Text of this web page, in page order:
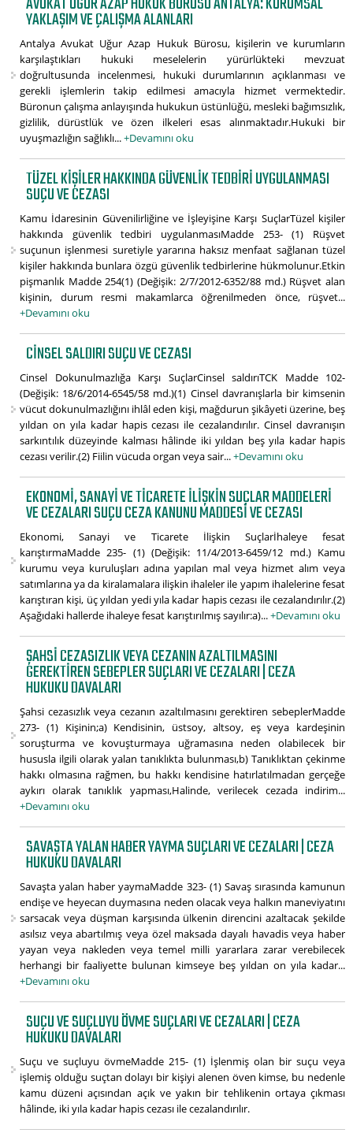
YAKLAŞIM VE ÇALIŞMA ALANLARI
Antalya Avukat Uğur Azap Hukuk Bürosu, kişilerin ve kurumların
karşılaştıkları hukuki meselelerin yürürlükteki mevzuat
doğrultusunda incelenmesi, hukuki durumlarının açıklanması ve
gerekli işlemlerin takip edilmesi amacıyla hizmet vermektedir.
Büronun çalışma anlayışında hukukun üstünlüğü, mesleki bağımsızlık,
gizlilik, dürüstlük ve özen ilkeleri esas alınmaktadır.Hukuki bir
uyuşmazlığın sağlıklı...+Devamını oku
TÜZEL KIŞILER HAKKINDA GÜVENLIK TEDBIRI UYGULANMASI
SUÇU VE CEZASI
Kamu İdaresinin Güvenilirliğine ve İşleyişine Karşı SuçlarTüzel kişiler
hakkında güvenlik tedbiri uygulanmasıMadde 253- (1) Rüşvet
suçunun işlenmesi suretiyle yararına haksız menfaat sağlanan tüzel
kişiler hakkında bunlara özgü güvenlik tedbirlerine hükmolunur.Etkin
pişmanlık Madde 254(1) (Değişik: 2/7/2012-6352/88 md.) Rüşvet alan
kişinin, durum resmi makamlarca öğrenilmeden önce, rüşvet...
+Devamını oku
CINSEL SALDIRI SUÇU VE CEZASI
Cinsel Dokunulmazlığa Karşı SuçlarCinsel saldırıTCK Madde 102-
(Değişik: 18/6/2014-6545/58 md.)(1) Cinsel davranışlarla bir kimsenin
vücut dokunulmazlığını ihlâl eden kişi, mağdurun şikâyeti üzerine, beş
yıldan on yıla kadar hapis cezası ile cezalandırılır. Cinsel davranışın
sarkıntılık düzeyinde kalması hâlinde iki yıldan beş yıla kadar hapis
cezası verilir.(2) Fiilin vücuda organ veya sair...+Devamını oku
EKONOMI, SANAYI VE TICARETE İLIŞKIN SUÇLAR MADDELERI
VE CEZALARI SUÇU CEZA KANUNU MADDESI VE CEZASI
Ekonomi, Sanayi ve Ticarete İlişkin Suçlarİhaleye fesat
karıştırmaMadde 235- (1) (Değişik: 11/4/2013-6459/12 md.) Kamu
kurumu veya kuruluşları adına yapılan mal veya hizmet alım veya
satımlarına ya da kiralamalara ilişkin ihaleler ile yapım ihalelerine fesat
karıştıran kişi, üç yıldan yedi yıla kadar hapis cezası ile cezalandırılır.(2)
Aşağıdaki hallerde ihaleye fesat karıştırılmış sayılır:a)...+Devamını oku
ŞAHSI CEZASIZLIK VEYA CEZANIN AZALTILMASINI
GEREKTIREN SEBEPLER SUÇLARI VE CEZALARI | CEZA
HUKUKU DAVALARI
Şahsi cezasızlık veya cezanın azaltılmasını gerektiren sebeplerMadde
273- (1) Kişinin;a) Kendisinin, üstsoy, altsoy, eş veya kardeşinin
soruşturma ve kovuşturmaya uğramasına neden olabilecek bir
hususla ilgili olarak yalan tanıklıkta bulunması,b) Tanıklıktan çekinme
hakkı olmasına rağmen, bu hakkı kendisine hatırlatılmadan gerçeğe
aykırı olarak tanıklık yapması,Halinde, verilecek cezada indirim...
+Devamını oku
SAVAŞTA YALAN HABER YAYMA SUÇLARI VE CEZALARI | CEZA
HUKUKU DAVALARI
Savaşta yalan haber yaymaMadde 323- (1) Savaş sırasında kamunun
endişe ve heyecan duymasına neden olacak veya halkın maneviyatını
sarsacak veya düşman karşısında ülkenin direncini azaltacak şekilde
asılsız veya abartılmış veya özel maksada dayalı havadis veya haber
yayan veya nakleden veya temel milli yararlara zarar verebilecek
herhangi bir faaliyette bulunan kimseye beş yıldan on yıla kadar...
+Devamını oku
SUÇU VE SUÇLUYU ÖVME SUÇLARI VE CEZALARI | CEZA
HUKUKU DAVALARI
Suçu ve suçluyu övmeMadde 215- (1) İşlenmiş olan bir suçu veya
işlemiş olduğu suçtan dolayı bir kişiyi alenen öven kimse, bu nedenle
kamu düzeni açısından açık ve yakın bir tehlikenin ortaya çıkması
hâlinde, iki yıla kadar hapis cezası ile cezalandırılır.